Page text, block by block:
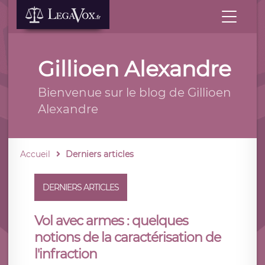
Gillioen Alexandre
Bienvenue sur le blog de Gillioen
Alexandre
Accueil Derniers articles
DERNIERS ARTICLES
Vol avec armes : quelques
notions de la caractérisation de
l'infraction